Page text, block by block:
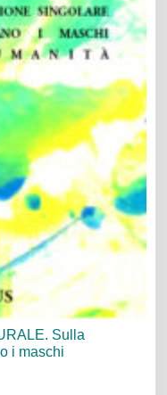
Sulla
i maschi